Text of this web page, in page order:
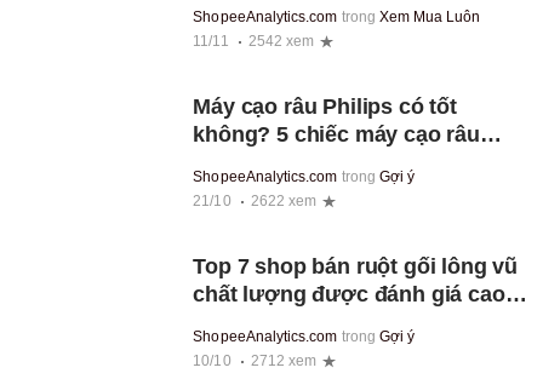
ShopeeAnalytics.com trong Xem Mua Luôn
11/11
2542 xem
Máy cạo râu Philips có tốt
không? 5 chiếc máy cạo râu
ShopeeAnalytics.com trong Gợi ý
21/10
2622 xem
Top 7 shop bán ruột gối lông vũ
chất lượng được đánh giá cao
ShopeeAnalytics.com trong Gợi ý
10/10
2712 xem